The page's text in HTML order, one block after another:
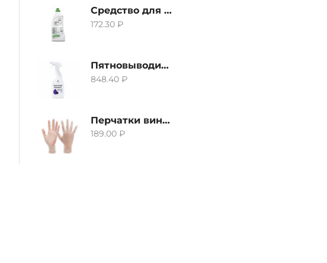
Средство для удаления извести и ржавчины Grass Gloss-Gel, 500мл
172.30₽
Пятновыводитель Grass Hard Stain Remover, 600мл
848.40₽
Перчатки виниловые неопудренные CTP-BS, размер S
189.00₽